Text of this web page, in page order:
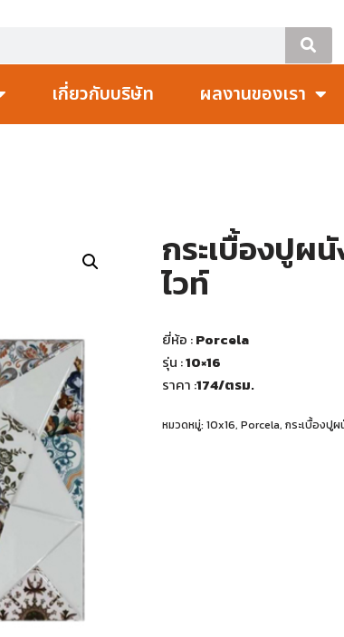
เกี่ยวกับบริษัท ผลงานของเรา
กระเบื้องปูผ
ไวท์
ยี่ห้อ :Porcela
รุ่น :10×16
ราคา :174/ตรม.
หมวดหมู่: 10x16, Porcela, กระเบื้องปูผ